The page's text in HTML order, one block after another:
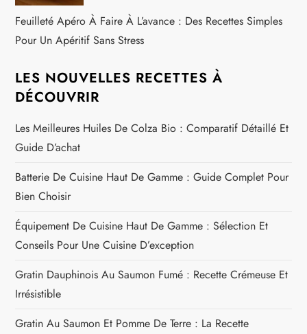
Feuilleté Apéro À Faire À L’avance : Des Recettes Simples
Pour Un Apéritif Sans Stress
LES NOUVELLES RECETTES À
DÉCOUVRIR
Les Meilleures Huiles De Colza Bio : Comparatif Détaillé Et
Guide D’achat
Batterie De Cuisine Haut De Gamme : Guide Complet Pour
Bien Choisir
Équipement De Cuisine Haut De Gamme : Sélection Et
Conseils Pour Une Cuisine D’exception
Gratin Dauphinois Au Saumon Fumé : Recette Crémeuse Et
Irrésistible
Gratin Au Saumon Et Pomme De Terre : La Recette